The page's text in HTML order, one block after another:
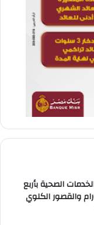
لتطوير الخدمات الصحية بأربع
والقصور الكلوي